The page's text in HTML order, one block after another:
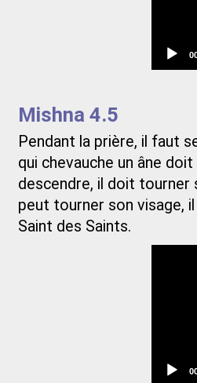
Mishna 4.5
Pendant la prière, il faut
qui chevauche un âne
descendre, il doit tourner
peut tourner son visage,
Saint des Saints.